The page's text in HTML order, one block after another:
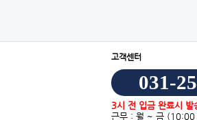
고객센터
031-
3시 전 입금 완료시 발
근무 : 월 ~ 금